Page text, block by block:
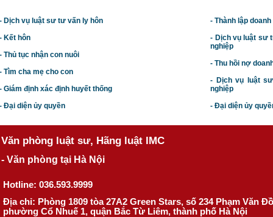
Dịch vụ luật sư tư vấn ly hôn
Kết hôn
Thủ tục nhận con nuôi
Tìm cha mẹ cho con
Giám định xác định huyết thống
Đại diện ủy quyền
- Thành lập
- Dịch vụ luật sư t
nghiệp
- Thu hồi nợ
- Dịch vụ luật
nghiệp
- Đại diện ủy
Văn phòng luật sư, Hãng luật IMC
- Văn phòng tại Hà Nội
Hotline: 036.593.9999
Địa chỉ: Phòng 1809 tòa 27A2 Green Stars, số 234 Phạm Văn
phường Cổ Nhuế 1, quận Bắc Từ Liêm, thành phố Hà Nội